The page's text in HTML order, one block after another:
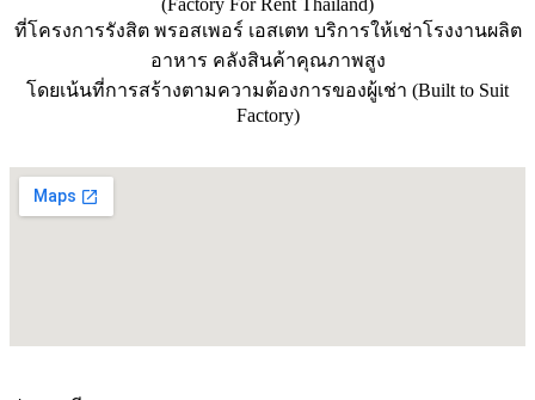
ที่โครงการรังสิต พรอสเพอร์ เอสเตท บริการให้เช่าโรงงานผลิต
อาหาร คลังสินค้าคุณภาพสูง
โดยเน้นที่การสร้างตามความต้องการของผู้เช่า (Built to Suit
Factory)